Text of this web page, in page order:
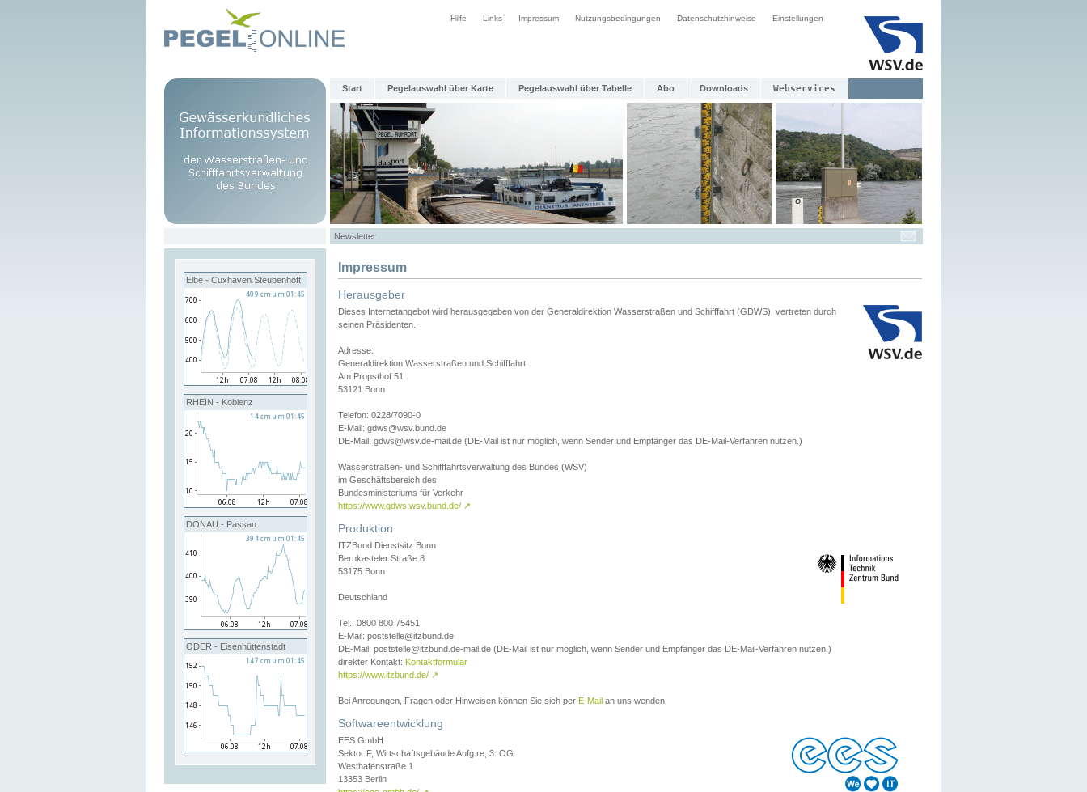
Hilfe Links Impressum Nutzungsbedingungen Datenschutzhinweise Einstellungen
Start Pegelauswahl über Karte Pegelauswahl über Tabelle Abo Downloads Webservices
Newsletter
Elbe - Cuxhaven Steubenhöft
RHEIN - Koblenz
DONAU - Passau
ODER - Eisenhüttenstadt
Impressum
Herausgeber
Dieses Internetangebot wird herausgegeben von der Generaldirektion Wasserstraßen und Schifffahrt (GDWS), vertreten durch
seinen Präsidenten.
Adresse:
Generaldirektion Wasserstraßen und Schifffahrt
Am Propsthof 51
53121 Bonn
Telefon: 0228/7090-0
E-Mail: gdws@wsv.bund.de
DE-Mail: gdws@wsv.de-mail.de (DE-Mail ist nur möglich, wenn Sender und Empfänger das DE-Mail-Verfahren nutzen.)
Wasserstraßen- und Schifffahrtsverwaltung des Bundes (WSV)
im Geschäftsbereich des
Bundesministeriums für Verkehr
https://www.gdws.wsv.bund.de/ ↗
Produktion
ITZBund Dienstsitz Bonn
Bernkasteler Straße 8
53175 Bonn
Deutschland
Tel.: 0800 800 75451
E-Mail: poststelle@itzbund.de
DE-Mail: poststelle@itzbund.de-mail.de (DE-Mail ist nur möglich, wenn Sender und Empfänger das DE-Mail-Verfahren nutzen.)
direkter Kontakt: Kontaktformular
https://www.itzbund.de/ ↗
Bei Anregungen, Fragen oder Hinweisen können Sie sich per E-Mail an uns wenden.
Softwareentwicklung
EES GmbH
Sektor F, Wirtschaftsgebäude Aufg.re, 3. OG
Westhafenstraße 1
13353 Berlin